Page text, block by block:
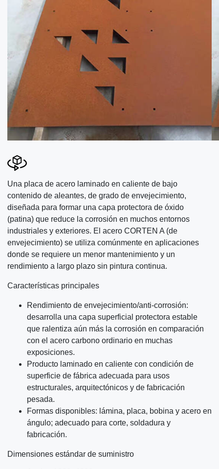
Una placa de acero laminado en caliente de bajo
contenido de aleantes, de grado de envejecimiento,
diseñada para formar una capa protectora de óxido
(patina) que reduce la corrosión en muchos entornos
industriales y exteriores. El acero CORTEN A (de
envejecimiento) se utiliza comúnmente en aplicaciones
donde se requiere un menor mantenimiento y un
rendimiento a largo plazo sin pintura continua.
Características principales
Rendimiento de envejecimiento/anti-corrosión:
desarrolla una capa superficial protectora estable
que ralentiza aún más la corrosión en comparación
con el acero carbono ordinario en muchas
exposiciones.
Producto laminado en caliente con condición de
superficie de fábrica adecuada para usos
estructurales, arquitectónicos y de fabricación
pesada.
Formas disponibles: lámina, placa, bobina y acero en
ángulo; adecuado para corte, soldadura y
fabricación.
Dimensiones estándar de suministro